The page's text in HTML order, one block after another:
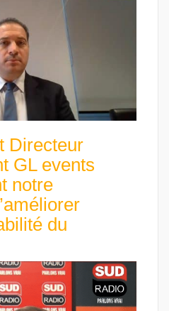
Directeur
GL events
notre
du